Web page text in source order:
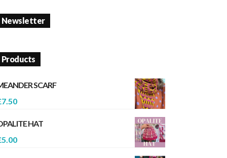
Newsletter
Products
SCARF
7.50
HAT
5.00